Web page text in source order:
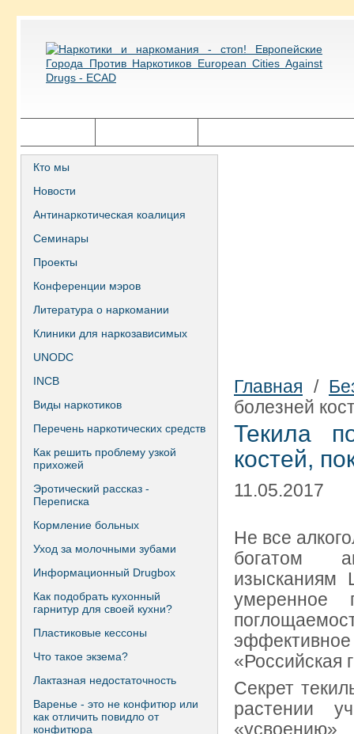
Кто мы
Новости
Антинаркотическая коалиция
Семинары
Проекты
Конференции мэров
Литература о наркомании
Клиники для наркозависимых
UNODC
INCB
Виды наркотиков
Перечень наркотических средств
Как решить проблему узкой
прихожей
Эротический рассказ -
Переписка
Кормление больных
Уход за молочными зубами
Информационный Drugbox
Как подобрать кухонный
гарнитур для своей кухни?
Пластиковые кессоны
Что такое экзема?
Лактазная недостаточность
Варенье - это не конфитюр или
как отличить повидло от
конфитюра
Главная /
болезней
Текила
костей,
11.05.2017
Не все
богатом
изысканиям
умеренное
«Российская
Секрет
растении